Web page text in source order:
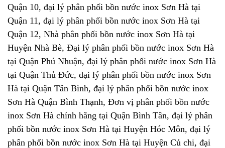
Quận 10, đại lý phân phối bồn nước inox Sơn Hà tại
Quận 11, đại lý phân phối bồn nước inox Sơn Hà tại
Quận 12, Nhà phân phối bồn nước inox Sơn Hà tại
Huyện Nhà Bè, Đại lý phân phối bồn nước inox Sơn Hà
tại Quận Phú Nhuận, đại lý phân phối nước inox Sơn Hà
tại Quận Thủ Đức, đại lý phân phối bồn nước inox Sơn
Hà tại Quận Tân Bình, đại lý phân phối bồn nước inox
Sơn Hà Quận Bình Thạnh, Đơn vị phân phối bồn nước
inox Sơn Hà chính hãng tại Quận Bình Tân, đại lý phân
phối bồn nước inox Sơn Hà tại Huyện Hóc Môn, đại lý
phân phối bồn nước inox Sơn Hà tại Huyện Củ chi, đại